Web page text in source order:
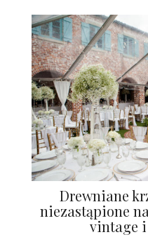
Drewniane
niezastąpione
vintage